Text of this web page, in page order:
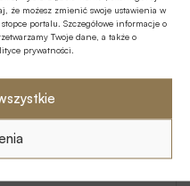
że możesz zmienić swoje ustawienia w
portalu. Szczegółowe informacje o
Twoje dane, a także o
prywatności.